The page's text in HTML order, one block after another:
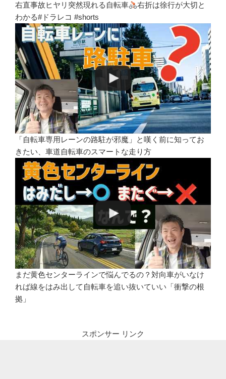
右直事故ヒヤリ突然現れる自転車
右折は徐行が大切と
わかる#ドラレコ #shorts
「自転車専用レーンの路駐が邪魔」と嘆く前に知ってお
きたい、車道自転車のスマートな走り方
まだ黄色センターラインで悩んでるの？対向車がいなけ
れば線をはみ出して自転車を追い抜いていい「衝撃の根
拠」
スポンサー リンク